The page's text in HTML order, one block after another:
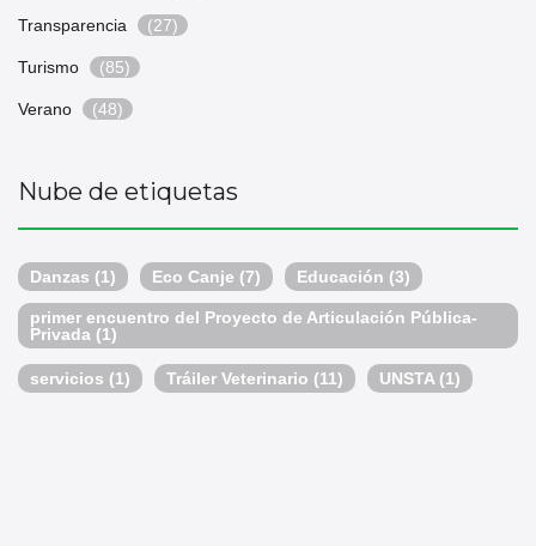
Transparencia (27)
Turismo (85)
Verano (48)
Nube de etiquetas
Danzas (1) Eco Canje (7) Educación (3)
primer encuentro del Proyecto de Articulación Pública-
Privada (1)
servicios (1) Tráiler Veterinario (11) UNSTA(1)